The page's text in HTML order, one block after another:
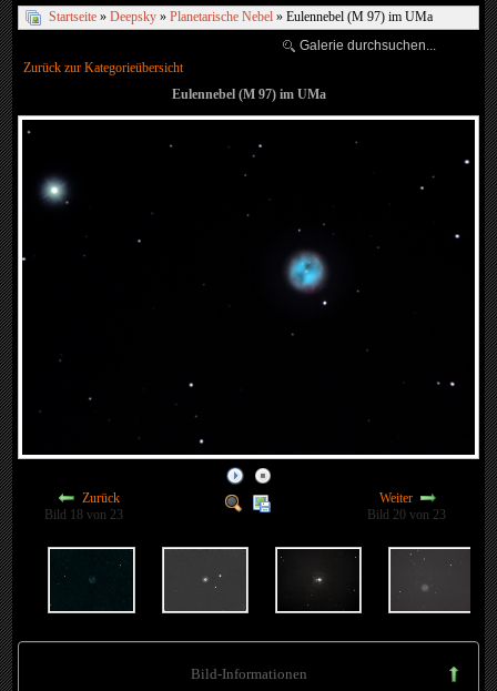
Startseite »Deepsky »Planetarische Nebel » Eulennebel (M 97) im UMa
Zurück zur Kategorieübersicht
Eulennebel (M 97) im UMa
Zurück
Bild 18 von 23
Weiter
Bild 20 von 23
Bild-Informationen